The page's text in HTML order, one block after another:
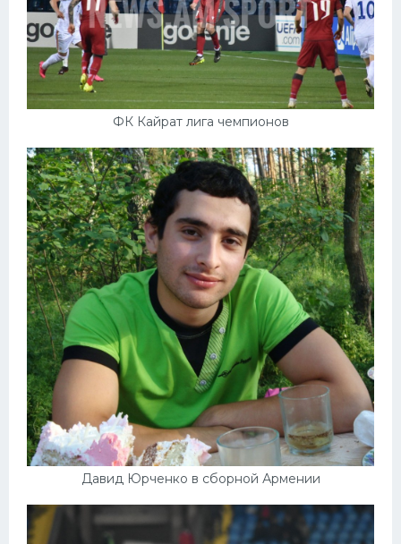
ФК Кайрат лига чемпионов
Давид Юрченко в сборной Армении